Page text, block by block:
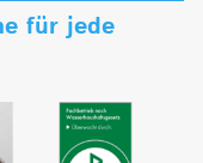
für jede